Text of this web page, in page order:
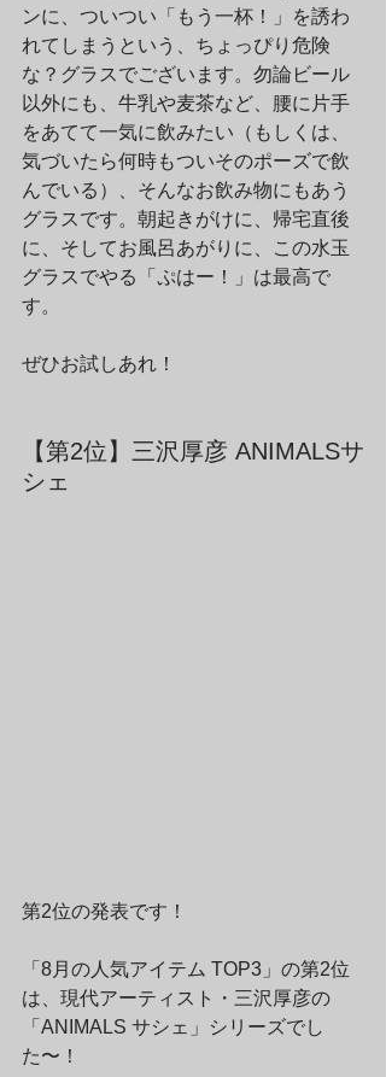
ンに、ついつい「もう一杯！」を誘わ
れてしまうという、ちょっぴり危険
な？グラスでございます。勿論ビール
以外にも、牛乳や麦茶など、腰に片手
をあてて一気に飲みたい（もしくは、
気づいたら何時もついそのポーズで飲
んでいる）、そんなお飲み物にもあう
グラスです。朝起きがけに、帰宅直後
に、そしてお風呂あがりに、この水玉
グラスでやる「ぷはー！」は最高で
す。
ぜひお試しあれ！
【第2位】三沢厚彦 ANIMALSサ
シェ
第2位の発表です！
「8月の人気アイテム TOP3」の第2位
は、現代アーティスト・三沢厚彦の
「ANIMALS サシェ」シリーズでし
た〜！